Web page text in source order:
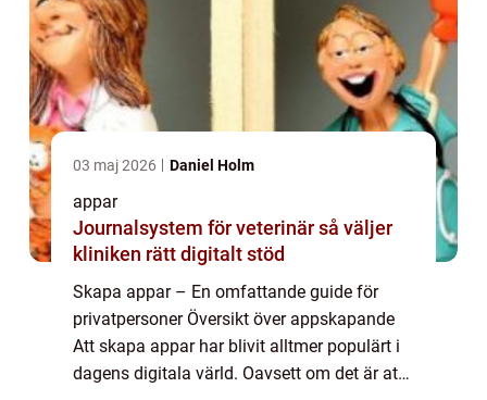
03 maj 2026 Daniel Holm
appar
Journalsystem för veterinär så väljer
kliniken rätt digitalt stöd
Skapa appar – En omfattande guide för
privatpersoner Översikt över appskapande
Att skapa appar har blivit alltmer populärt i
dagens digitala värld. Oavsett om det är att